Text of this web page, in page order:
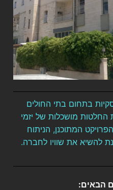
בתחום בתי החולים
החלטות מושכלות של יזמי
המתוכנן, הניתוח
להשיא את שוויו לחברה.
הבאים: